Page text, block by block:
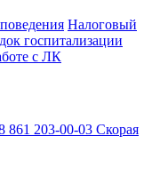
Налоговый
госпитализации
с ЛК
861 203-00-03 Скорая